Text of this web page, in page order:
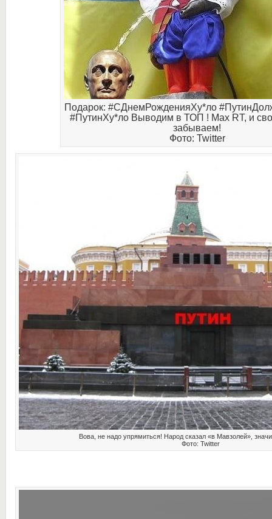
Подарок: #СДнемРожденияХу*ло
#ПутинХу*ло Выводим в ТОП ! Max RT, и
забываем!
Фото: Twitter
Вова, не надо упрямиться! Народ сказал «в Мавзолей»,
Фото: Twitter